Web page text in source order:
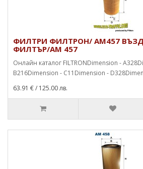
ФИЛТРИ ФИЛТРОН/ AM457
ФИЛТЪР/AM 457
Онлайн каталог FILTRONDimension -
B216Dimension - C11Dimension -
63.91 €/ 125.00 лв.